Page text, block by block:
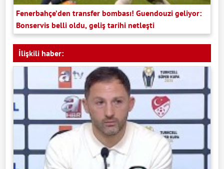
Fenerbahçe’den transfer bombası! Guendouzi geliyor:
Bonservis belli oldu, geliş tarihi netleşti
İlişkili haber: